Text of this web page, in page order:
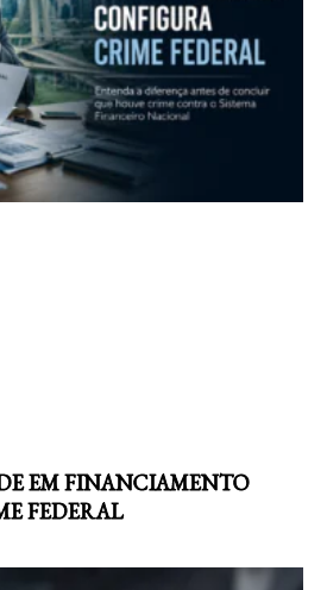
EM FINANCIAMENTO
FEDERAL